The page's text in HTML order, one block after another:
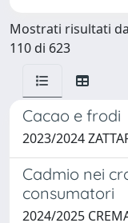
Mostrati risultati
110 di 623
Cacao e frodi
2023/2024
Cadmio nei
consumatori
2024/2025